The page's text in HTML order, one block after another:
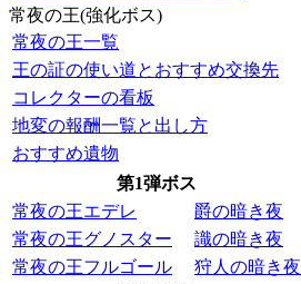
常夜の王(強化ボス)
常夜の王一覧
王の証の使い道とおすすめ交換先
コレクターの看板
地変の報酬一覧と出し方
おすすめ遺物
第1弾ボス
常夜の王エデレ
爵の暗き夜
常夜の王グノスター
識の暗き夜
常夜の王フルゴール
狩人の暗き夜